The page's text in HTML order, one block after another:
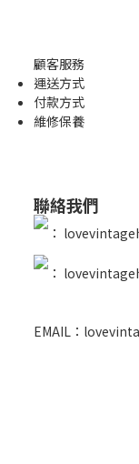
顧客服務
運送方式
付款方式
維修保養
聯絡我們
：
：
EMAIL：